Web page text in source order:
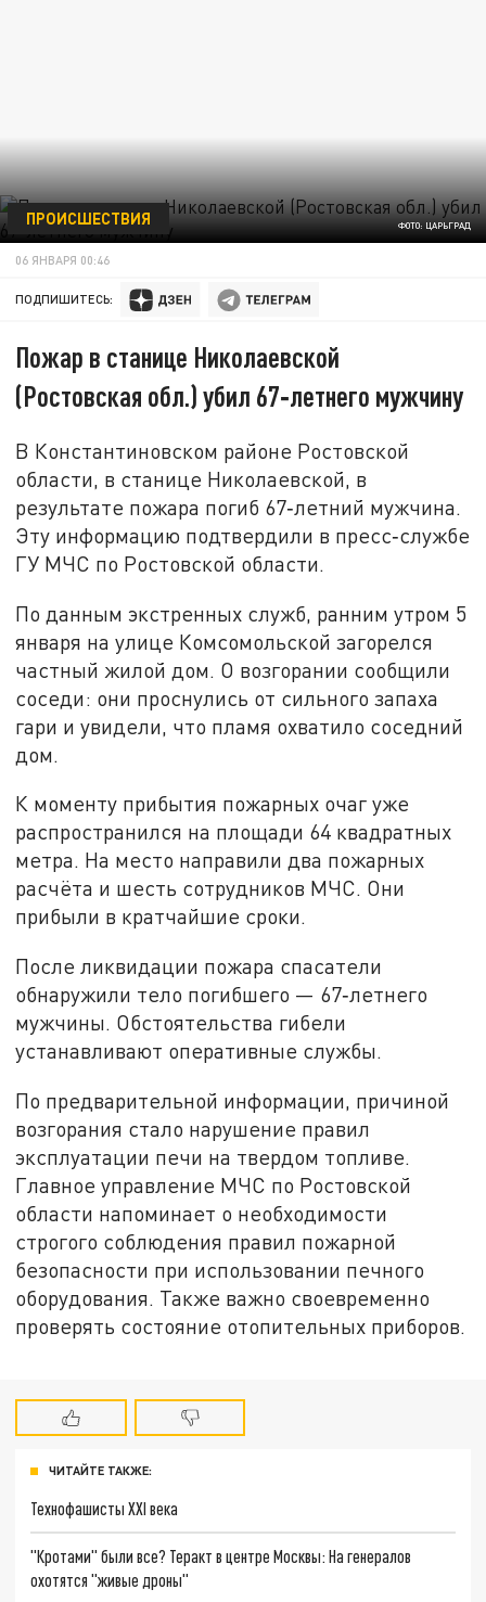
ФОТО: ЦАРЬГРАД
ПРОИСШЕСТВИЯ
06 ЯНВАРЯ 00:46
ПОДПИШИТЕСЬ:
Пожар в станице Николаевской
(Ростовская обл.) убил 67‑летнего мужчину
В Константиновском районе Ростовской
области, в станице Николаевской, в
результате пожара погиб 67‑летний мужчина.
Эту информацию подтвердили в пресс‑службе
ГУ МЧС по Ростовской области.
По данным экстренных служб, ранним утром 5
января на улице Комсомольской загорелся
частный жилой дом. О возгорании сообщили
соседи: они проснулись от сильного запаха
гари и увидели, что пламя охватило соседний
дом.
К моменту прибытия пожарных очаг уже
распространился на площади 64 квадратных
метра. На место направили два пожарных
расчёта и шесть сотрудников МЧС. Они
прибыли в кратчайшие сроки.
После ликвидации пожара спасатели
обнаружили тело погибшего — 67‑летнего
мужчины. Обстоятельства гибели
устанавливают оперативные службы.
По предварительной информации, причиной
возгорания стало нарушение правил
эксплуатации печи на твердом топливе.
Главное управление МЧС по Ростовской
области напоминает о необходимости
строгого соблюдения правил пожарной
безопасности при использовании печного
оборудования. Также важно своевременно
проверять состояние отопительных приборов.
ЧИТАЙТЕ ТАКЖЕ:
Технофашисты XXI века
"Кротами" были все? Теракт в центре Москвы: На генералов
охотятся "живые дроны"